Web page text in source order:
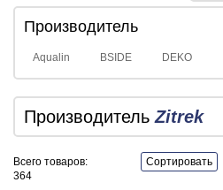
Производитель
Aqualin BSIDE DEKO
ПроизводительZitrek
Всего товаров:
364
Сортировать